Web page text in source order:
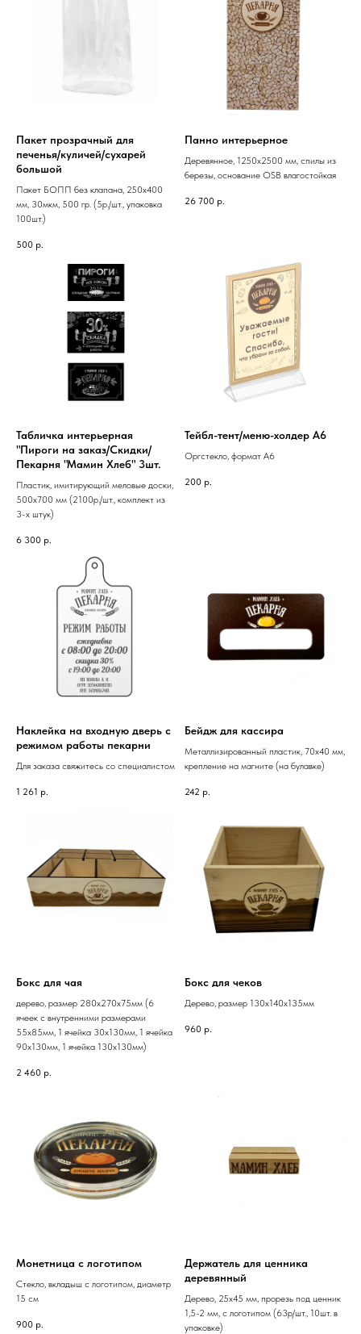
Пакет прозрачный для
печенья/куличей/сухарей
большой
Пакет БОПП без клапана, 250х400
мм, 30мкм, 500 гр. (5р./шт., упаковка
100шт.)
500 р.
Панно интерьерное
Деревянное, 1250х2500 мм, спилы из
березы, основание OSB влагостойкая
26 700 р.
Табличка интерьерная
"Пироги на заказ/Скидки/
Пекарня "Мамин Хлеб" 3шт.
Пластик, имитирующий меловые доски,
500х700 мм (2100р./шт., комплект из
3-х штук)
6 300 р.
Тейбл-тент/меню-холдер А6
Оргстекло, формат А6
200 р.
Наклейка на входную дверь с
режимом работы пекарни
Для заказа свяжитесь со специалистом
1 261 р.
Бейдж для кассира
Металлизированный пластик, 70х40 мм,
крепление на магните (на булавке)
242 р.
Бокс для чая
дерево, размер 280х270х75мм (6
ячеек с внутренними размерами
55х85мм, 1 ячейка 30х130мм, 1 ячейка
90х130мм, 1 ячейка 130х130мм)
2 460 р.
Бокс для чеков
Дерево, размер 130х140х135мм
960 р.
Монетница с логотипом
Стекло, вкладыш с логотипом, диаметр
15 см
900 р.
Держатель для ценника
деревянный
Дерево, 25х45 мм, прорезь под ценник
1,5-2 мм, с логотипом (63р/шт., 10шт. в
упаковке)